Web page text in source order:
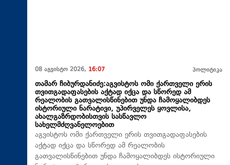
08 აგვისტო 2026, 16:07 პოლიტიკა
თამარ ჩიბურდანიძე:აგვისტოს ომი ქართველი ერის
თვითგადაფასების აქტად იქცა და სწორედ ამ
რეალობის გათვალისწინებით უნდა ჩამოყალიბდეს
ისტორიული ნარატივი, უპირველეს ყოვლისა,
ახალგაზრდობისთვის სასწავლო
სახელმძღვანელოებით
აგვისტოს ომი ქართველი ერის თვითგადაფასების
აქტად იქცა და სწორედ ამ რეალობის
გათვალისწინებით უნდა ჩამოყალიბდეს ისტორიული